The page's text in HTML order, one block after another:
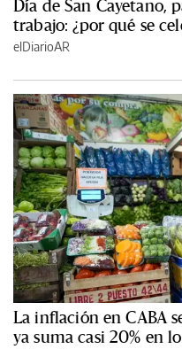
Día de San Cayetano,
trabajo: ¿por qué se
elDiarioAR
La inflación en CABA
ya suma casi 20% en